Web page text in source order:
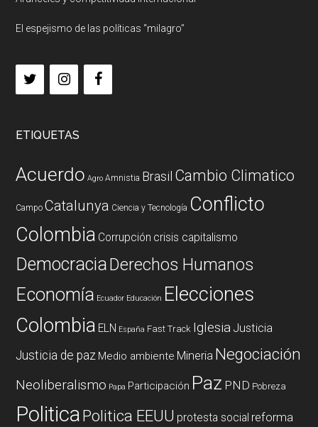
El espejismo de las políticas “milagro”
ETIQUETAS
Acuerdo Agro Amnistia Brasil Cambio Climatico
Campo Catalunya Ciencia y Tecnología Conflicto
Colombia Corrupción crisis capitalismo
DemocraciaDerechos Humanos
Economía Ecuador Educación Elecciones
Colombia ELN España Fast Track Iglesia Justicia
Justicia de paz Medio ambiente Mineria Negociación
Neoliberalismo Papa Participación Paz PND Pobreza
PoliticaPolitica EEUU protesta social reforma